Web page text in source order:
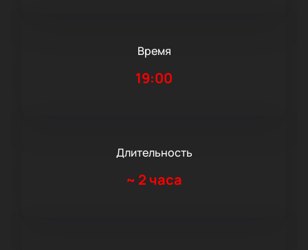
Время
19:00
Длительность
~ 2 часа